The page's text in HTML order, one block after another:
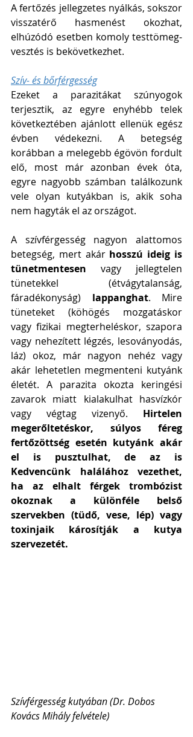
A fertőzés jellegzetes nyálkás, sokszor
visszatérő hasmenést okozhat,
elhúzódó esetben komoly testtömeg-
vesztés is bekövetkezhet.
Szív- és bőrférgesség
Ezeket a parazitákat szúnyogok
terjesztik, az egyre enyhébb telek
következtében ajánlott ellenük egész
évben védekezni. A betegség
korábban a melegebb égövön fordult
elő, most már azonban évek óta,
egyre nagyobb számban találkozunk
vele olyan kutyákban is, akik soha
nem hagyták el az országot.
A szívférgesség nagyon alattomos
betegség, mert akár hosszú ideig is
tünetmentesen vagy jellegtelen
tünetekkel (étvágytalanság,
fáradékonyság) lappanghat. Mire
tüneteket (köhögés mozgatáskor
vagy fizikai megterheléskor, szapora
vagy nehezített légzés, lesoványodás,
láz) okoz, már nagyon nehéz vagy
akár lehetetlen megmenteni kutyánk
életét. A parazita okozta keringési
zavarok miatt kialakulhat hasvízkór
vagy végtag vizenyő. Hirtelen
megerőltetéskor, súlyos féreg
fertőzöttség esetén kutyánk akár
el is pusztulhat, de az is
Kedvencünk halálához vezethet,
ha az elhalt férgek trombózist
okoznak a különféle belső
szervekben (tüdő, vese, lép) vagy
toxinjaik károsítják a kutya
szervezetét.
Szívférgesség kutyában (Dr. Dobos
Kovács Mihály felvétele)